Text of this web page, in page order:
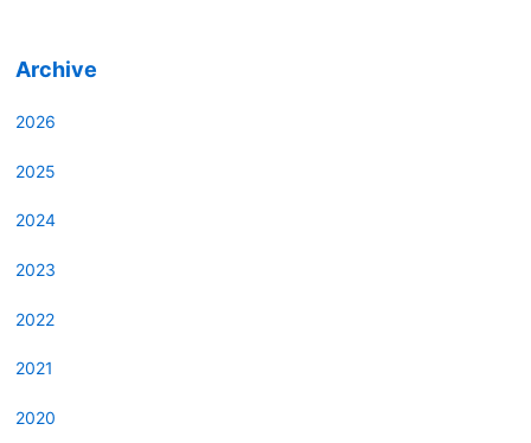
Archive
2026
2025
2024
2023
2022
2021
2020